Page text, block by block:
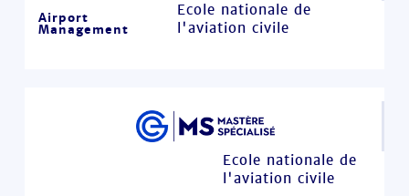
Airport
Management
Ecole nationale de
l'aviation civile
Ecole nationale de
l'aviation civile